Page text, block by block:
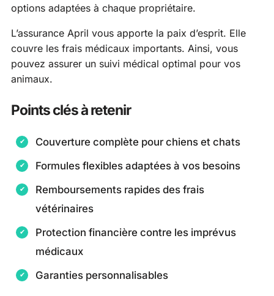
options adaptées à chaque propriétaire.
L’assurance April vous apporte la paix d’esprit. Elle
couvre les frais médicaux importants. Ainsi, vous
pouvez assurer un suivi médical optimal pour vos
animaux.
Points clés à retenir
Couverture complète pour chiens et chats
Formules flexibles adaptées à vos besoins
Remboursements rapides des frais
vétérinaires
Protection financière contre les imprévus
médicaux
Garanties personnalisables